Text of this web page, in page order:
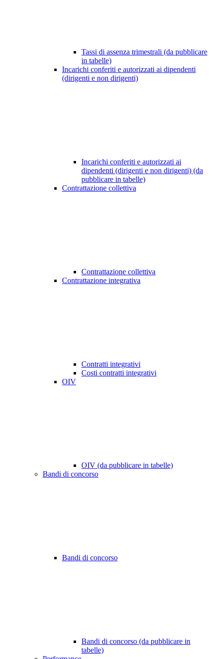
Tassi di assenza trimestrali (da pubblicare
in tabelle)
Incarichi conferiti e autorizzati ai dipendenti
(dirigenti e non dirigenti)
Incarichi conferiti e autorizzati ai
dipendenti (dirigenti e non dirigenti) (da
pubblicare in tabelle)
Contrattazione collettiva
Contrattazione collettiva
Contrattazione integrativa
Contratti integrativi
Costi contratti integrativi
OIV
OIV (da pubblicare in tabelle)
Bandi di concorso
Bandi di concorso
Bandi di concorso (da pubblicare in
tabelle)